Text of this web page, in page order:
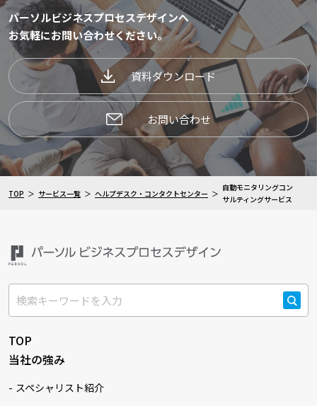
パーソルビジネスプロセスデザインへ
お気軽にお問い合わせください。
資料ダウンロード
お問い合わせ
TOP サービス一覧 ヘルプデスク・コンタクトセンター
自動モニタリングコン
サルティングサービス
検索
TOP
当社の強み
スペシャリスト紹介